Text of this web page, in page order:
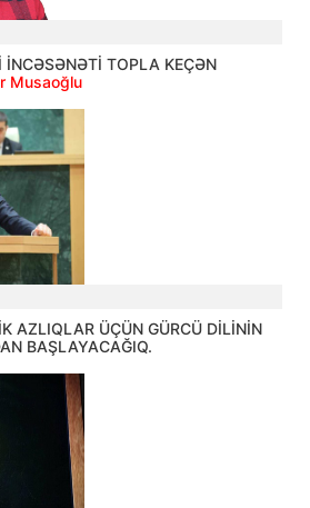
TOPLA KEÇƏN
Musaoğlu
AZLIQLAR ÜÇÜN GÜRCÜ DİLİNİN
BAŞLAYACAĞIQ.